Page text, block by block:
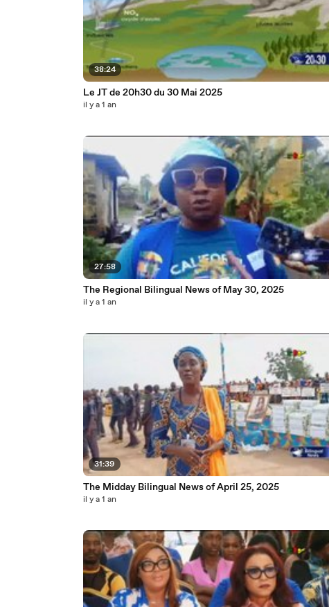
38:24
Le JT de 20h30 du 30 Mai 2025
il y a 1 an
27:58
The Regional Bilingual News of May 30, 2025
il y a 1 an
31:39
The Midday Bilingual News of April 25, 2025
il y a 1 an